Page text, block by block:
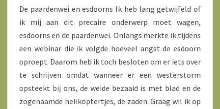
De paardenwei en esdoorns Ik heb lang getwijfeld of
ik mij aan dit precaire onderwerp moet wagen,
esdoorns en de paardenwei. Onlangs merkte ik tijdens
een webinar die ik volgde hoeveel angst de esdoorn
oproept. Daarom heb ik toch besloten om er iets over
te schrijven omdat wanneer er een westerstorm
opsteekt bij ons, de weide bezaaid is met blad en de
zogenaamde helikoptertjes, de zaden. Graag wil ik op